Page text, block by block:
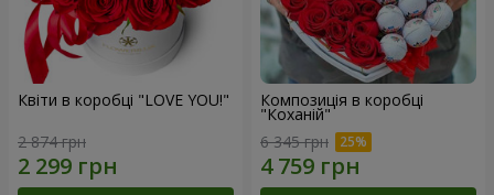
Квіти в коробці "LOVE YOU!"
2 874 грн
Композиція в коробці
"Коханій"
6 345 грн